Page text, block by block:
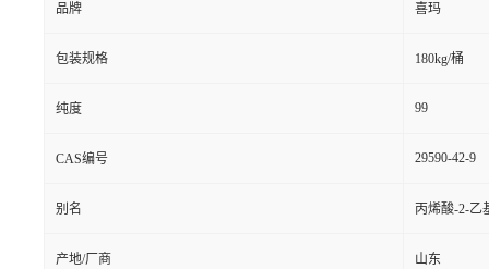
品牌 喜玛
包装规格 180kg/桶
纯度 99
CAS编号 29590-42-9
别名 丙烯酸-2-乙
产地/厂商 山东